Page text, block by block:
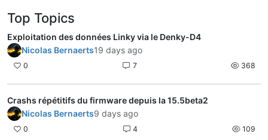
Top Topics
Exploitation des données Linky via le Denky-D4
Nicolas Bernaerts19 days ago
0 7 368
Crashs répétitifs du firmware depuis la 15.5beta2
Nicolas Bernaerts9 days ago
0 4 109